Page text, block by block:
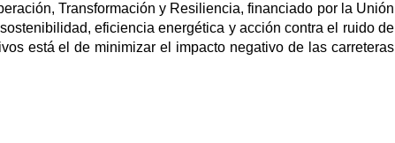
Transformación y Resiliencia, financiado por la Unión
eficiencia energética y acción contra el ruido de
está el de minimizar el impacto negativo de las carreteras